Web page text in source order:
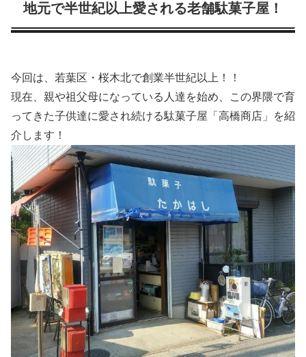
地元で半世紀以上愛される老舗駄菓子屋！
今回は、若葉区・桜木北で創業半世紀以上！！
現在、親や祖父母になっている人達を始め、この界隈で育
ってきた子供達に愛され続ける駄菓子屋「高橋商店」を紹
介します！